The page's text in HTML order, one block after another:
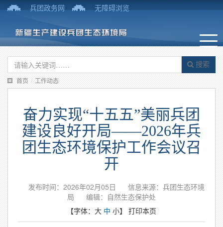
兵团政务网 无障碍浏览
搜索
首页 / 工作动态
奋力实现“十五五”美丽兵团
建设良好开局——2026年兵
团生态环境保护工作会议召
开
发布时间：2026年02月05日
信息来源：兵团生态环境
局
编辑：自然生态保护处
【字体： 大 中 小】 打印本页